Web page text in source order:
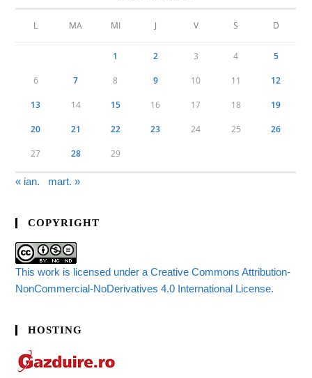
L MA MI J V S D
1 2 3 4 5
6 7 8 9 10 11 12
13 14 15 16 17 18 19
20 21 22 23 24 25 26
27 28 29
« ian. mart. »
COPYRIGHT
This work is licensed under a Creative Commons Attribution-
NonCommercial-NoDerivatives 4.0 International License.
HOSTING